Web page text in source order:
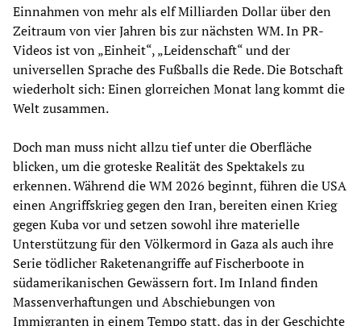
Einnahmen von mehr als elf Milliarden Dollar über den
Zeitraum von vier Jahren bis zur nächsten WM. In PR-
Videos ist von „Einheit“, „Leidenschaft“ und der
universellen Sprache des Fußballs die Rede. Die Botschaft
wiederholt sich: Einen glorreichen Monat lang kommt die
Welt zusammen.
Doch man muss nicht allzu tief unter die Oberfläche
blicken, um die groteske Realität des Spektakels zu
erkennen. Während die WM 2026 beginnt, führen die USA
einen Angriffskrieg gegen den Iran, bereiten einen Krieg
gegen Kuba vor und setzen sowohl ihre materielle
Unterstützung für den Völkermord in Gaza als auch ihre
Serie tödlicher Raketenangriffe auf Fischerboote in
südamerikanischen Gewässern fort. Im Inland finden
Massenverhaftungen und Abschiebungen von
Immigranten in einem Tempo statt, das in der Geschichte